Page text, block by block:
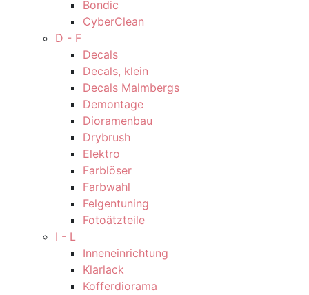
Bondic
CyberClean
D - F
Decals
Decals, klein
Decals Malmbergs
Demontage
Dioramenbau
Drybrush
Elektro
Farblöser
Farbwahl
Felgentuning
Fotoätzteile
I - L
Inneneinrichtung
Klarlack
Kofferdiorama